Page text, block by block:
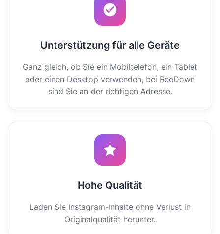
Unterstützung für alle Geräte
Ganz gleich, ob Sie ein Mobiltelefon, ein Tablet
oder einen Desktop verwenden, bei ReeDown
sind Sie an der richtigen Adresse.
Hohe Qualität
Laden Sie Instagram-Inhalte ohne Verlust in
Originalqualität herunter.